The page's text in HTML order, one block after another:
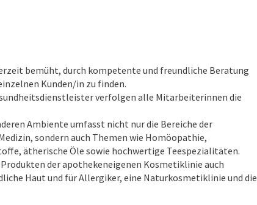
bemüht, durch kompetente und freundliche Beratung
Kunden/in zu finden.
verfolgen alle Mitarbeiterinnen die
Ambiente umfasst nicht nur die Bereiche der
sondern auch Themen wie Homöopathie,
ätherische Öle sowie hochwertige Teespezialitäten.
der apothekeneigenen Kosmetiklinie auch
Haut und für Allergiker, eine Naturkosmetiklinie und die